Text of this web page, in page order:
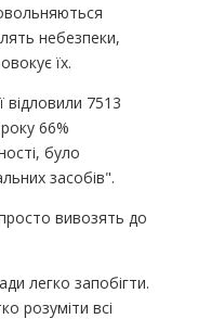
небезпеки,
їх.
відловили 7513
року 66%
було
засобів".
вивозять до
легко запобігти.
розуміти всі